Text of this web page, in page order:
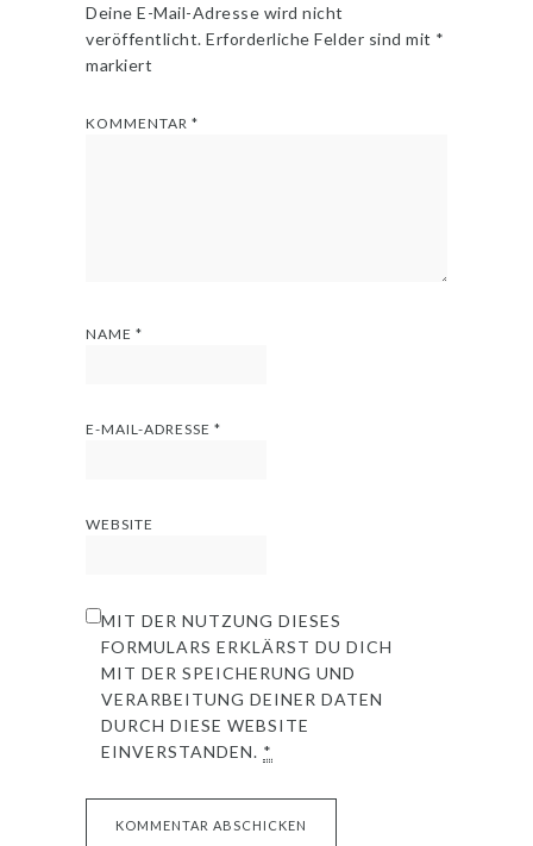
Deine E-Mail-Adresse wird nicht
veröffentlicht. Erforderliche Felder sind mit *
markiert
KOMMENTAR*
NAME*
E-MAIL-ADRESSE*
WEBSITE
MIT DER NUTZUNG DIESES
FORMULARS ERKLÄRST DU DICH
MIT DER SPEICHERUNG UND
VERARBEITUNG DEINER DATEN
DURCH DIESE WEBSITE
EINVERSTANDEN. *